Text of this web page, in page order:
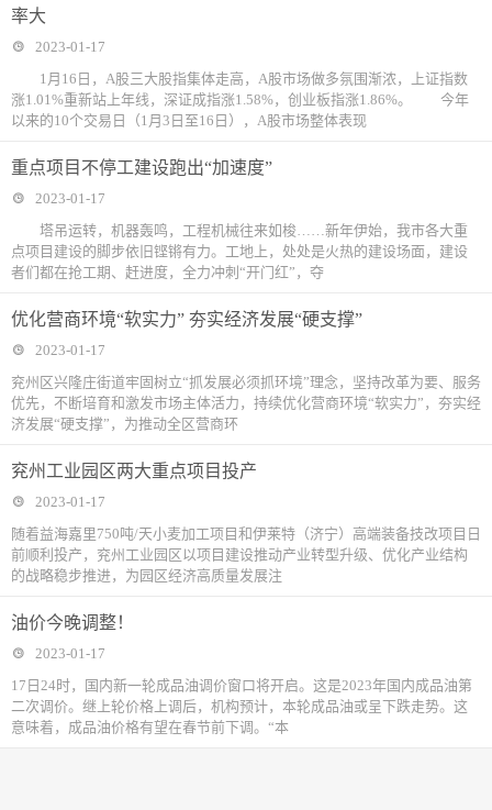
率大
2023-01-17
1月16日，A股三大股指集体走高，A股市场做多氛围渐浓，上证指数
涨1.01%重新站上年线，深证成指涨1.58%，创业板指涨1.86%。 今年
以来的10个交易日（1月3日至16日），A股市场整体表现
重点项目不停工建设跑出“加速度”
2023-01-17
塔吊运转，机器轰鸣，工程机械往来如梭……新年伊始，我市各大重
点项目建设的脚步依旧铿锵有力。工地上，处处是火热的建设场面，建设
者们都在抢工期、赶进度，全力冲刺“开门红”，夺
优化营商环境“软实力” 夯实经济发展“硬支撑”
2023-01-17
兖州区兴隆庄街道牢固树立“抓发展必须抓环境”理念，坚持改革为要、服务
优先，不断培育和激发市场主体活力，持续优化营商环境“软实力”，夯实经
济发展“硬支撑”，为推动全区营商环
兖州工业园区两大重点项目投产
2023-01-17
随着益海嘉里750吨/天小麦加工项目和伊莱特（济宁）高端装备技改项目日
前顺利投产，兖州工业园区以项目建设推动产业转型升级、优化产业结构
的战略稳步推进，为园区经济高质量发展注
油价今晚调整！
2023-01-17
17日24时，国内新一轮成品油调价窗口将开启。这是2023年国内成品油第
二次调价。继上轮价格上调后，机构预计，本轮成品油或呈下跌走势。这
意味着，成品油价格有望在春节前下调。“本